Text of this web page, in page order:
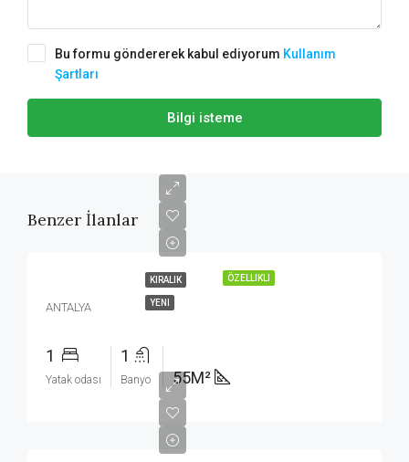
Bu formu göndererek kabul ediyorum Kullanım
Şartları
Bilgi isteme
Benzer İlanlar
ÖZELLIKLI
KIRALIK
YENI
ANTALYA
1
Yatak odası
1
Banyo 55M²